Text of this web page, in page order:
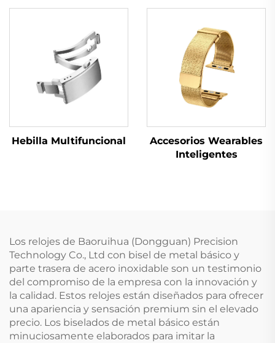
Hebilla Multifuncional
Accesorios Wearables
Inteligentes
Los relojes de Baoruihua (Dongguan) Precision
Technology Co., Ltd con bisel de metal básico y
parte trasera de acero inoxidable son un testimonio
del compromiso de la empresa con la innovación y
la calidad. Estos relojes están diseñados para ofrecer
una apariencia y sensación premium sin el elevado
precio. Los biselados de metal básico están
minuciosamente elaborados para imitar la